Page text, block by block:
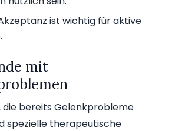
ist wichtig für aktive
mit
die bereits Gelenkprobleme
spezielle therapeutische